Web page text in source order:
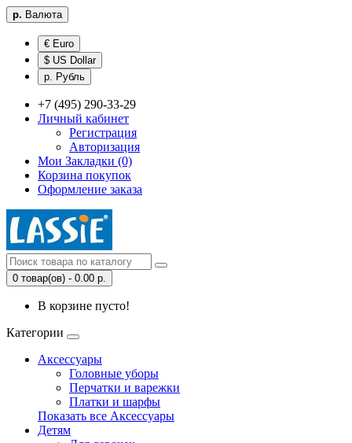
р. Валюта
€ Euro
$ US Dollar
р. Рубль
+7 (495) 290-33-29
Личный кабинет
Регистрация
Авторизация
Мои Закладки (0)
Корзина покупок
Оформление заказа
0 товар(ов) - 0.00 р.
В корзине пусто!
Категории
Аксессуары
Головные уборы
Перчатки и варежки
Платки и шарфы
Показать все Аксессуары
Детям